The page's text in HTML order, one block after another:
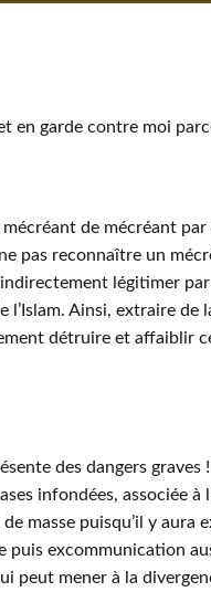
en garde contre moi
mécréant de mécréant
pas reconnaître un
légitimer
Ainsi, extraire de
détruire et affaiblir
des dangers graves
infondées, associée
masse puisqu’il y aura
puis excommunication
peut mener à la